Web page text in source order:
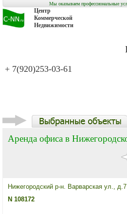
Мы оказываем профессиональные
Центр
Коммерческой
Недвижимости
ЦКН
+ 7(920)253-03-61
Аренда офиса в
Нижегородский р-н. Варварская ул., д.7
N 108172